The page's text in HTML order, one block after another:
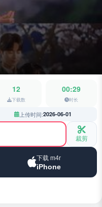
12
下载数
00:29
时长
上传时间:2026-06-01
裁剪
下载 m4r
iPhone